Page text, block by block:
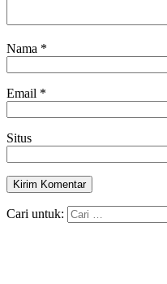
Nama *
Email *
Situs
Cari untuk: